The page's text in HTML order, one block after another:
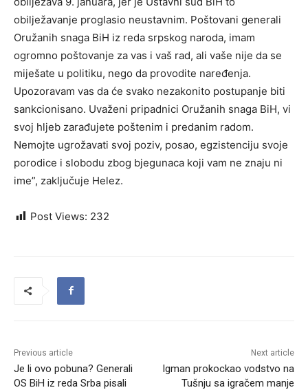
obilježavanje proglasio neustavnim. Poštovani generali
Oružanih snaga BiH iz reda srpskog naroda, imam
ogromno poštovanje za vas i vaš rad, ali vaše nije da se
miješate u politiku, nego da provodite naređenja.
Upozoravam vas da će svako nezakonito postupanje biti
sankcionisano. Uvaženi pripadnici Oružanih snaga BiH, vi
svoj hljeb zarađujete poštenim i predanim radom.
Nemojte ugrožavati svoj poziv, posao, egzistenciju svoje
porodice i slobodu zbog bjegunaca koji vam ne znaju ni
ime”, zaključuje Helez.
Post Views: 232
Previous article
Je li ovo pobuna? Generali
OS BiH iz reda Srba pisali
Next article
Igman prokockao vodstvo na
Tušnju sa igračem manje